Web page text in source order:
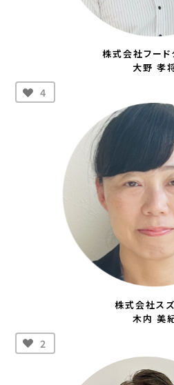
株式会社フード
大野 孝
4
株式会社ス
木内 美
2